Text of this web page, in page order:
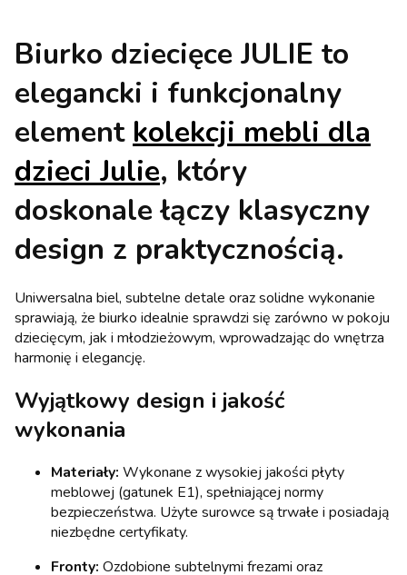
Biurko dziecięce JULIE to
elegancki i funkcjonalny
element kolekcji mebli dla
dzieci Julie, który
doskonale łączy klasyczny
design z praktycznością.
Uniwersalna biel, subtelne detale oraz solidne wykonanie
sprawiają, że biurko idealnie sprawdzi się zarówno w pokoju
dziecięcym, jak i młodzieżowym, wprowadzając do wnętrza
harmonię i elegancję.
Wyjątkowy design i jakość
wykonania
Materiały: Wykonane z wysokiej jakości płyty
meblowej (gatunek E1), spełniającej normy
bezpieczeństwa. Użyte surowce są trwałe i posiadają
niezbędne certyfikaty.
Fronty: Ozdobione subtelnymi frezami oraz